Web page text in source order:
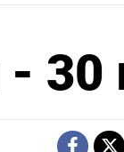
30